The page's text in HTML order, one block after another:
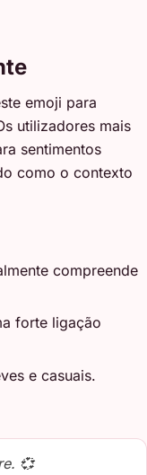
emoji para
utilizadores mais
sentimentos
como o contexto
compreende
forte ligação
e casuais.
💞